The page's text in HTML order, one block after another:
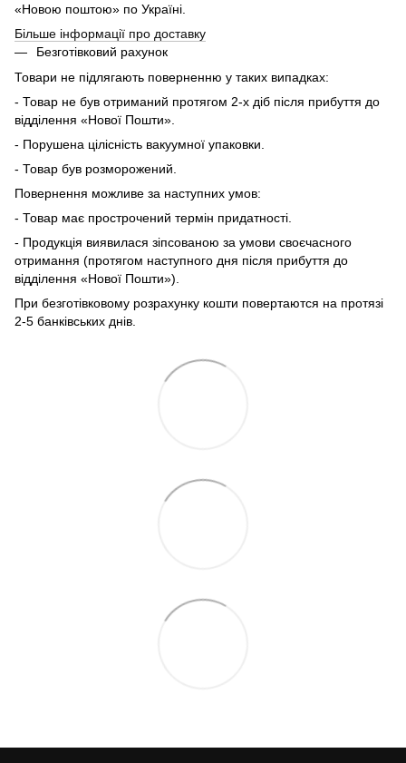
«Новою поштою» по Україні.
Більше інформації про доставку
Безготівковий рахунок
Товари не підлягають поверненню у таких випадках:
- Товар не був отриманий протягом 2-х діб після прибуття до
відділення «Нової Пошти».
- Порушена цілісність вакуумної упаковки.
- Товар був розморожений.
Повернення можливе за наступних умов:
- Товар має прострочений термін придатності.
- Продукція виявилася зіпсованою за умови своєчасного
отримання (протягом наступного дня після прибуття до
відділення «Нової Пошти»).
При безготівковому розрахунку кошти повертаются на протязі
2-5 банківських днів.